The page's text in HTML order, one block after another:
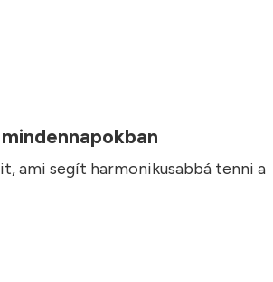
ami segít harmonikusabbá tenni a